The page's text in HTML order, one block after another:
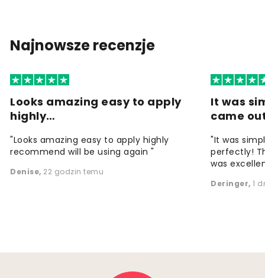
Najnowsze recenzje
Looks amazing easy to apply
highly…
"Looks amazing easy to apply highly
recommend will be using again "
Denise, 22 godzin temu
It was
came
"It was
perfectly!
was
Deringer, 1